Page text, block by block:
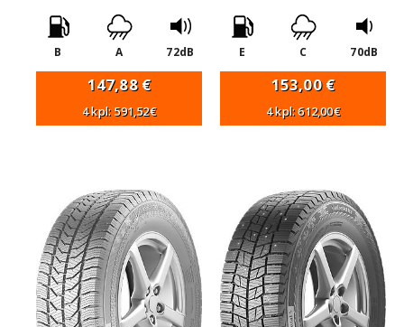
B A 72dB
147,88€
4 kpl: 591,52€
E C 70dB
153,00€
4 kpl: 612,00€